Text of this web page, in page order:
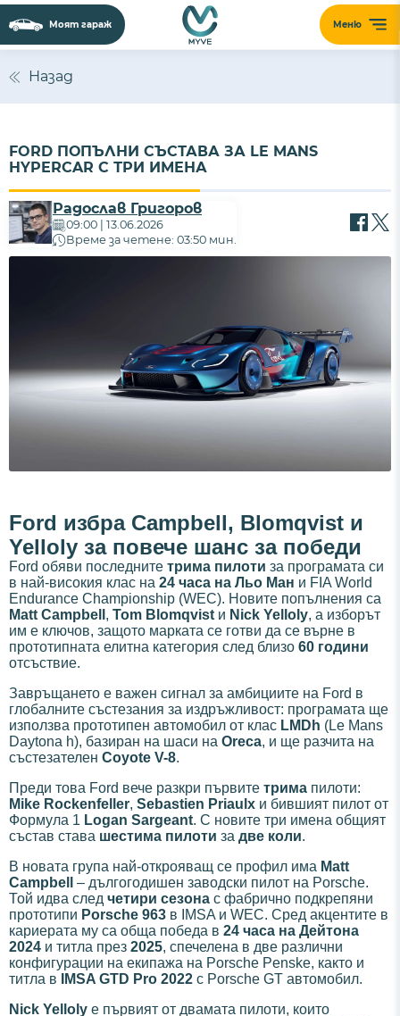
Меню
Моят гараж
Назад
FORD ПОПЪЛНИ СЪСТАВА ЗА LE MANS
HYPERCAR С ТРИ ИМЕНА
Радослав Григоров
09:00 | 13.06.2026
Време за четене: 03:50 мин.
Ford избра Campbell, Blomqvist и
Yelloly за повече шанс за победи
Ford обяви последните трима пилоти за програмата си
в най-високия клас на 24 часа на Льо Ман и FIA World
Endurance Championship (WEC). Новите попълнения са
Matt Campbell , Tom Blomqvist и Nick Yelloly, а изборът
им е ключов, защото марката се готви да се върне в
прототипната елитна категория след близо 60 години
отсъствие.
Завръщането е важен сигнал за амбициите на Ford в
глобалните състезания за издръжливост: програмата ще
използва прототипен автомобил от клас LMDh (Le Mans
Daytona h), базиран на шаси на Oreca, и ще разчита на
състезателен Coyote V-8.
Преди това Ford вече разкри първите трима пилоти:
Mike Rockenfeller, Sebastien Priaulx и бившият пилот от
Формула 1 Logan Sargeant. С новите три имена общият
състав става шестима пилоти за две коли.
В новата група най-открояващ се профил има Matt
Campbell
– дългогодишен заводски пилот на Porsche.
Той идва след четири сезона с фабрично подкрепяни
прототипи Porsche 963 в IMSA и WEC. Сред акцентите в
кариерата му са обща победа в 24 часа на Дейтона
2024 и титла през 2025, спечелена в две различни
конфигурации на екипажа на Porsche Penske, както и
титла в
IMSA GTD Pro 2022 с Porsche GT автомобил.
Nick Yelloly е първият от двамата пилоти, които